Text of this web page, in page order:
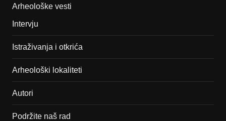
Arheološke vesti
Intervju
Istraživanja i otkrića
Arheološki lokaliteti
Autori
Podržite naš rad